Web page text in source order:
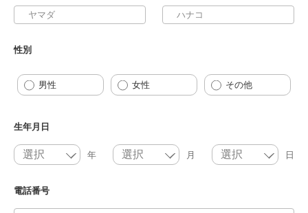
性別
男性 女性 その他
生年月日
年 月 日
電話番号